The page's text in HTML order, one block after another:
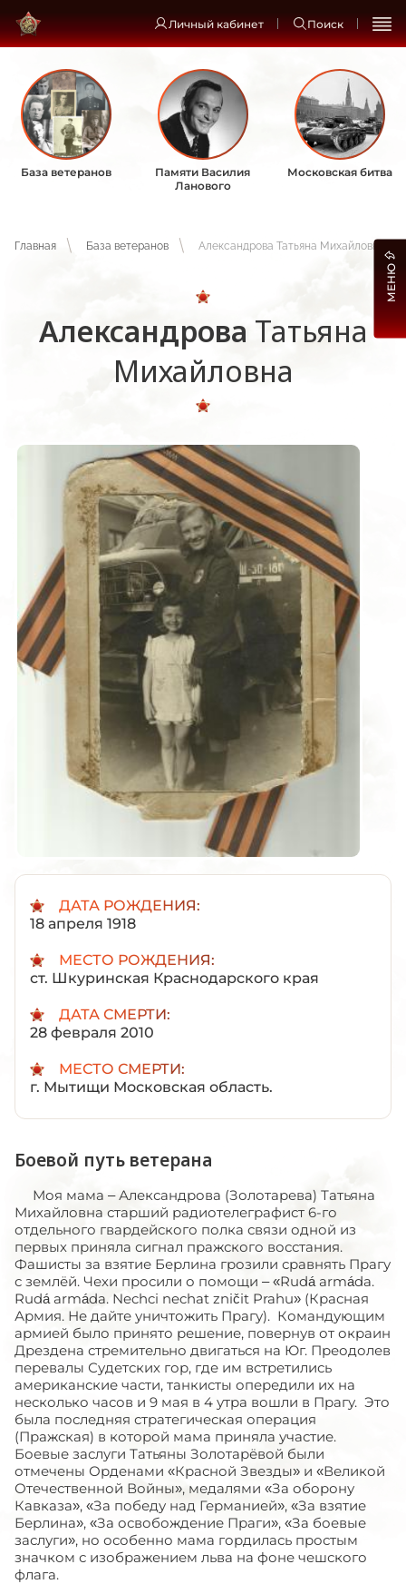
Личный кабинет Поиск
База ветеранов
Памяти Василия
Ланового
Московская битва
Главная База ветеранов Александрова Татьяна Михайловна
Александрова Татьяна
Михайловна
ДАТА РОЖДЕНИЯ:
18 апреля 1918
МЕСТО РОЖДЕНИЯ:
ст. Шкуринская Краснодарского края
ДАТА СМЕРТИ:
28 февраля 2010
МЕСТО СМЕРТИ:
г. Мытищи Московская область.
Боевой путь ветерана
Моя мама – Александрова (Золотарева) Татьяна
Михайловна старший радиотелеграфист 6-го
отдельного гвардейского полка связи одной из
первых приняла сигнал пражского восстания.
Фашисты за взятие Берлина грозили сравнять Прагу
с землёй. Чехи просили о помощи – «Rudá armáda.
Rudá armáda. Nechci nechat zničit Prahu» (Красная
Армия. Не дайте уничтожить Прагу). Командующим
армией было принято решение, повернув от окраин
Дрездена стремительно двигаться на Юг. Преодолев
перевалы Судетских гор, где им встретились
американские части, танкисты опередили их на
несколько часов и 9 мая в 4 утра вошли в Прагу. Это
была последняя стратегическая операция
(Пражская) в которой мама приняла участие.
Боевые заслуги Татьяны Золотарёвой были
отмечены Орденами «Красной Звезды» и «Великой
Отечественной Войны», медалями «За оборону
Кавказа», «За победу над Германией», «За взятие
Берлина», «За освобождение Праги», «За боевые
заслуги», но особенно мама гордилась простым
значком с изображением льва на фоне чешского
флага.
МЕНЮ